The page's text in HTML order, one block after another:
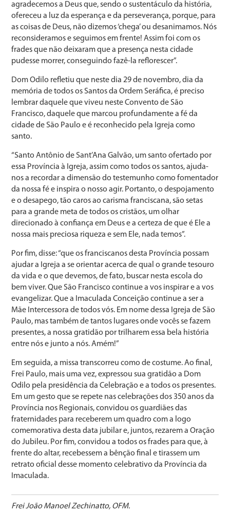
agradecemos a Deus que, sendo o sustentáculo da história,
ofereceu a luz da esperança e da perseverança, porque, para
as coisas de Deus, não dizemos ‘chega’ ou desanimamos. Nós
reconsideramos e seguimos em frente! Assim foi com os
frades que não deixaram que a presença nesta cidade
pudesse morrer, conseguindo fazê-la reflorescer”.
Dom Odilo refletiu que neste dia 29 de novembro, dia da
memória de todos os Santos da Ordem Seráfica, é preciso
lembrar daquele que viveu neste Convento de São
Francisco, daquele que marcou profundamente a fé da
cidade de São Paulo e é reconhecido pela Igreja como
santo.
“Santo Antônio de Sant’Ana Galvão, um santo ofertado por
essa Província à Igreja, assim como todos os santos, ajuda-
nos a recordar a dimensão do testemunho como fomentador
da nossa fé e inspira o nosso agir. Portanto, o despojamento
e o desapego, tão caros ao carisma franciscana, são setas
para a grande meta de todos os cristãos, um olhar
direcionado à confiança em Deus e a certeza de que é Ele a
nossa mais preciosa riqueza e sem Ele, nada temos”.
Por fim, disse: “que os franciscanos desta Província possam
ajudar a Igreja a se orientar acerca de qual o grande tesouro
da vida e o que devemos, de fato, buscar nesta escola do
bem viver. Que São Francisco continue a vos inspirar e a vos
evangelizar. Que a Imaculada Conceição continue a ser a
Mãe Intercessora de todos vós. Em nome dessa Igreja de São
Paulo, mas também de tantos lugares onde vocês se fazem
presentes, a nossa gratidão por trilharem essa bela história
entre nós e junto a nós. Amém!”
Em seguida, a missa transcorreu como de costume. Ao final,
Frei Paulo, mais uma vez, expressou sua gratidão a Dom
Odilo pela presidência da Celebração e a todos os presentes.
Em um gesto que se repete nas celebrações dos 350 anos da
Província nos Regionais, convidou os guardiães das
fraternidades para receberem um quadro com a logo
comemorativa desta data jubilar e, juntos, rezarem a Oração
do Jubileu. Por fim, convidou a todos os frades para que, à
frente do altar, recebessem a bênção final e tirassem um
retrato oficial desse momento celebrativo da Província da
Imaculada.
Frei João Manoel Zechinatto, OFM.